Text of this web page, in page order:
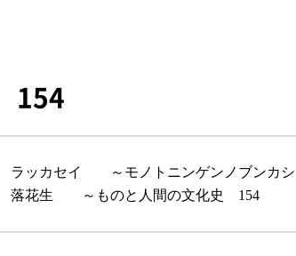
154
ラッカセイ ～モノトニンゲンノブンカ
落花生 ～ものと人間の文化史 154